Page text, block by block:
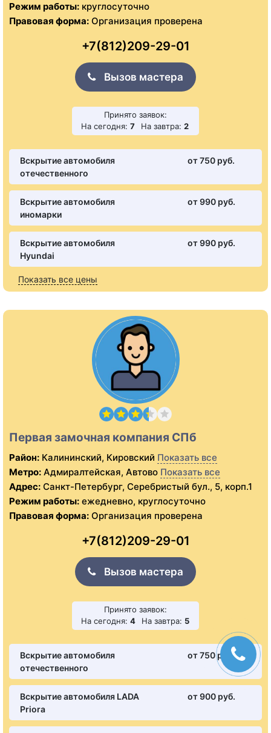
Режим работы: круглосуточно
Правовая форма: Организация проверена
+7(812)209-29-01
Вызов мастера
Принято заявок:
На сегодня: 7 На завтра: 2
Вскрытие автомобиля
отечественного
от 750 pуб.
Вскрытие автомобиля
иномарки
от 990 pуб.
Вскрытие автомобиля
Hyundai
от 990 pуб.
Показать все цены
Первая замочная компания СПб
Район: Калининский, Кировский Показать все
Метро: Адмиралтейская, Автово Показать все
Адрес: Санкт-Петербург, Серебристый бул., 5, корп.1
Режим работы: ежедневно, круглосуточно
Правовая форма: Организация проверена
+7(812)209-29-01
Вызов мастера
Принято заявок:
На сегодня: 4 На завтра: 5
Вскрытие автомобиля
отечественного
от 750 pуб.
Вскрытие автомобиля LADA
Priora
от 900 pуб.